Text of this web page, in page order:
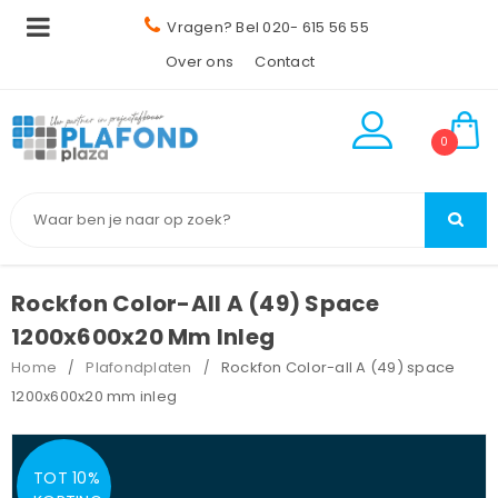
Vragen? Bel 020- 615 56 55
Over ons
Contact
0
Rockfon Color-All A (49) Space
1200x600x20 Mm Inleg
Home / Plafondplaten /
Rockfon Color-all A (49) space
1200x600x20 mm inleg
TOT 10%